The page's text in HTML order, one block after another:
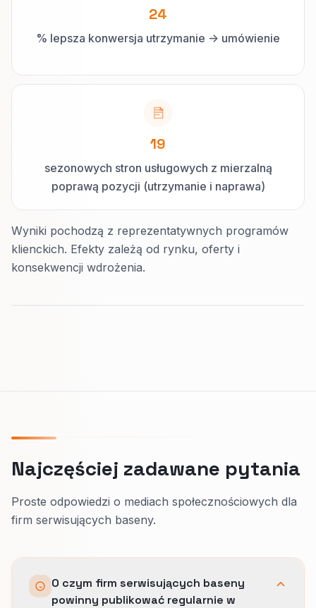
24
% lepsza konwersja utrzymanie -> umówienie
19
sezonowych stron usługowych z mierzalną
poprawą pozycji (utrzymanie i naprawa)
Wyniki pochodzą z reprezentatywnych programów
klienckich. Efekty zależą od rynku, oferty i
konsekwencji wdrożenia.
Najczęściej zadawane pytania
Proste odpowiedzi o mediach społecznościowych dla
firm serwisujących baseny.
O czym firm serwisujących baseny
powinny publikować regularnie w